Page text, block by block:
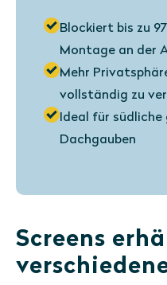
Blockiert bis zu
Montage an der
Mehr
vollständig zu
Ideal für
Dachgauben
Screens